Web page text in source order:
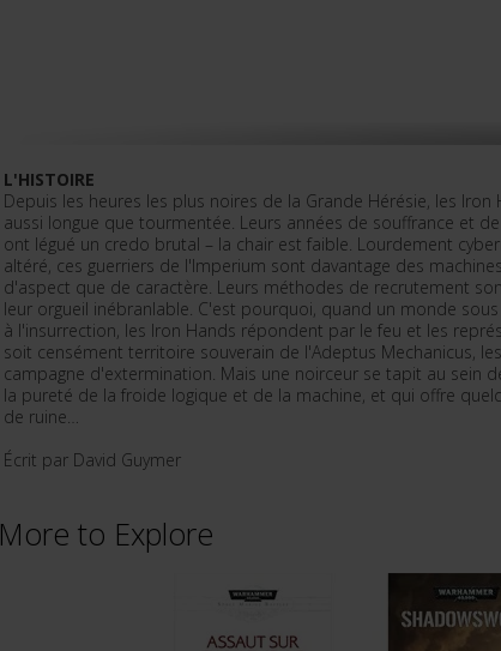
L'HISTOIRE
Depuis les heures les plus noires de la Grande Hérésie, les
aussi longue que tourmentée. Leurs années de souffrance et
ont légué un credo brutal – la chair est faible. Lourdement
altéré, ces guerriers de l'Imperium sont davantage des
d'aspect que de caractère. Leurs méthodes de recrutement
leur orgueil inébranlable. C'est pourquoi, quand un monde
à l'insurrection, les Iron Hands répondent par le feu et les
soit censément territoire souverain de l'Adeptus Mechanicus,
campagne d'extermination. Mais une noirceur se tapit au sein
la pureté de la froide logique et de la machine, et qui offre
de ruine…
Écrit par David Guymer
More to Explore